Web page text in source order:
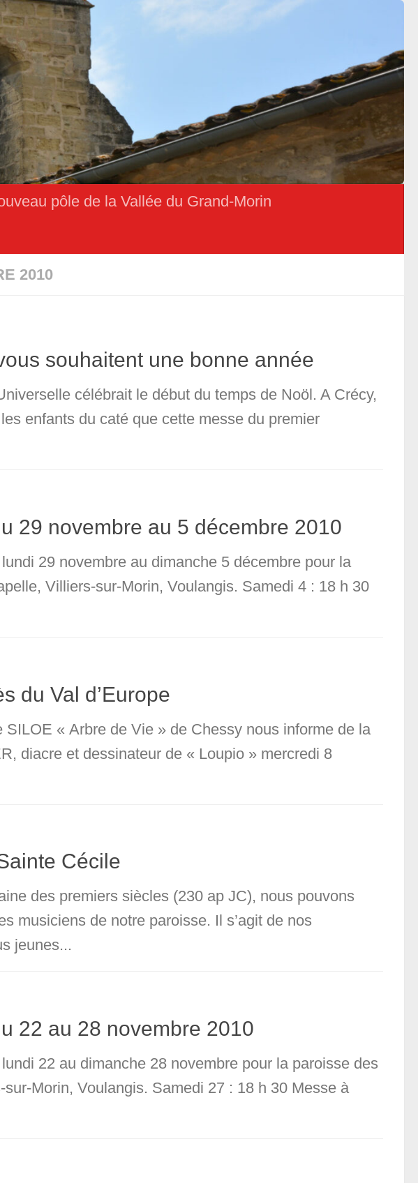
pôle de la Vallée du Grand-Morin
2010
souhaitent une bonne année
célébrait le début du temps de Noöl. A Crécy,
enfants du caté que cette messe du premier
29 novembre au 5 décembre 2010
29 novembre au dimanche 5 décembre pour la
Villiers-sur-Morin, Voulangis. Samedi 4 : 18 h 30
du Val d’Europe
« Arbre de Vie » de Chessy nous informe de la
diacre et dessinateur de « Loupio » mercredi 8
Cécile
des premiers siècles (230 ap JC), nous pouvons
musiciens de notre paroisse. Il s’agit de nos
jeunes...
22 au 28 novembre 2010
22 au dimanche 28 novembre pour la paroisse des
Morin, Voulangis. Samedi 27 : 18 h 30 Messe à